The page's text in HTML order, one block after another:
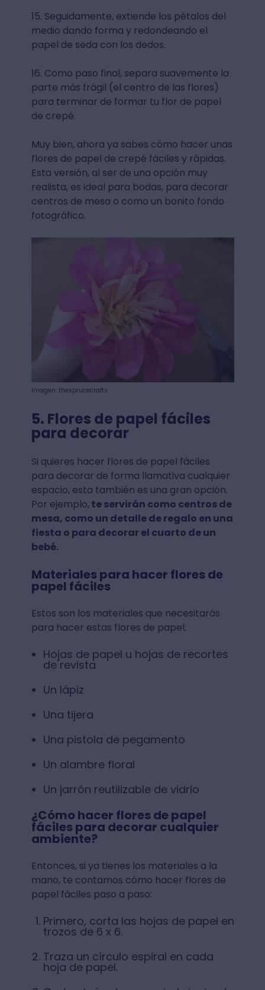
15. Seguidamente, extiende los pétalos del
medio dando forma y redondeando el
papel de seda con los dedos.
16. Como paso final, separa suavemente la
parte más frágil (el centro de las flores)
para terminar de formar tu flor de papel
de crepé.
Muy bien, ahora ya sabes cómo hacer unas
flores de papel de crepé fáciles y rápidas.
Esta versión, al ser de una opción muy
realista, es ideal para bodas, para decorar
centros de mesa o como un bonito fondo
fotográfico.
Imagen: thesprucecrafts
5. Flores de papel fáciles
para decorar
Si quieres hacer flores de papel fáciles
para decorar de forma llamativa cualquier
espacio, esta también es una gran opción.
Por ejemplo, te servirán como centros de
mesa, como un detalle de regalo en una
fiesta o para decorar el cuarto de un
bebé.
Materiales para hacer flores de
papel fáciles
Estos son los materiales que necesitarás
para hacer estas flores de papel:
Hojas de papel u hojas de recortes
de revista
Un lápiz
Una tijera
Una pistola de pegamento
Un alambre floral
Un jarrón reutilizable de vidrio
¿Cómo hacer flores de papel
fáciles para decorar cualquier
ambiente?
Entonces, si ya tienes los materiales a la
mano, te contamos cómo hacer flores de
papel fáciles paso a paso:
Primero, corta las hojas de papel en
trozos de 6 x 6.
Traza un círculo espiral en cada
hoja de papel.